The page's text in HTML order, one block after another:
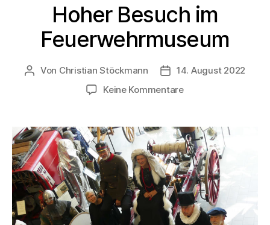
Hoher Besuch im
Feuerwehrmuseum
Von Christian Stöckmann
14. August 2022
Keine Kommentare